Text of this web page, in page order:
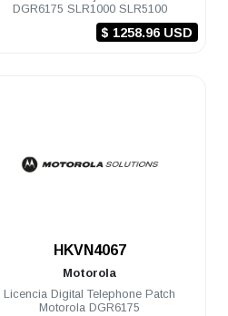
DGR6175 SLR1000 SLR5100
$ 1258.96 USD
HKVN4067
Motorola
Licencia Digital Telephone Patch
Motorola DGR6175